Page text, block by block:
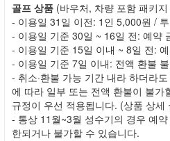
골프 상품 (바우처, 차량 포함 패키
- 이용일 31일 이전: 1인 5,000원 /
- 이용일 기준 30일 ~ 16일 전: 예약
- 이용일 기준 15일 이내 ~ 8일 전:
- 이용일 기준 7일 이내: 전액 환불
- 취소·환불 가능 기간 내라 하더라
에 따라 일부 또는 전액 환불이 불가
규정이 우선 적용됩니다. (상품 상세
- 통상 11월~3월 성수기의 경우 예약
한되거나 불가할 수 있습니다.